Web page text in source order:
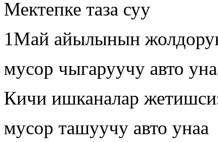
Мектепке таза суу
1Май айылынын
мусор чыгаруучу авто
Кичи ишканалар
мусор ташуучу авто унаа